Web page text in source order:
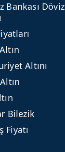
Bankası Döviz
Altını
Bilezik
Fiyatı